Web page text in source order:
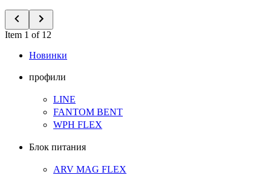
Item 1 of 12
Новинки
профили
LINE
FANTOM BENT
WPH FLEX
Блок питания
ARV MAG FLEX